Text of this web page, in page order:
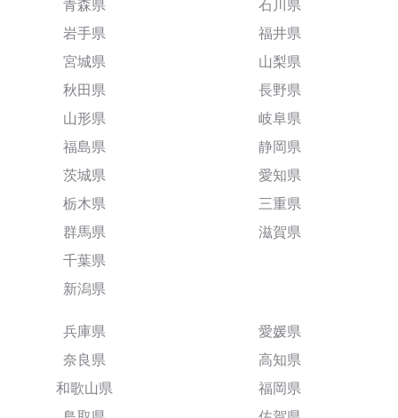
青森県
岩手県
宮城県
秋田県
山形県
福島県
茨城県
栃木県
群馬県
千葉県
新潟県
石川県
福井県
山梨県
長野県
岐阜県
静岡県
愛知県
三重県
滋賀県
兵庫県
奈良県
和歌山県
愛媛県
高知県
福岡県